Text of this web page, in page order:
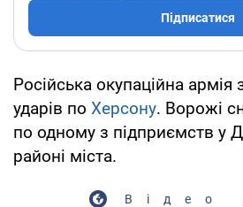
Підписатися
Російська окупаційна армія
ударів по Херсону. Ворожі
по одному з підприємств у
районі міста.
Відео